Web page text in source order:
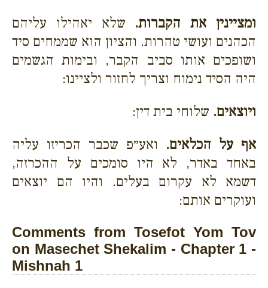
ומציינין את הקברות. שלא יאהילו עליהם
הכהנים ועושי טהרות. והציון הוא שממחים סיד
ושופכים אותו סביב הקבר, ובימות הגשמים
היה הסיד נימוח וצריך לחזור ולציינו:
ויוצאים. שלוחי בית דין:
אף על הכלאים. ואע״פ שכבר הכריזו עליה
באחד באדר, לא היו סומכים על ההכרזה,
דשמא לא עקרום בעלים. והיו הם יוצאים
ועוקרים אותם:
Comments from Tosefot Yom Tov
on Masechet Shekalim - Chapter 1 -
Mishnah 1